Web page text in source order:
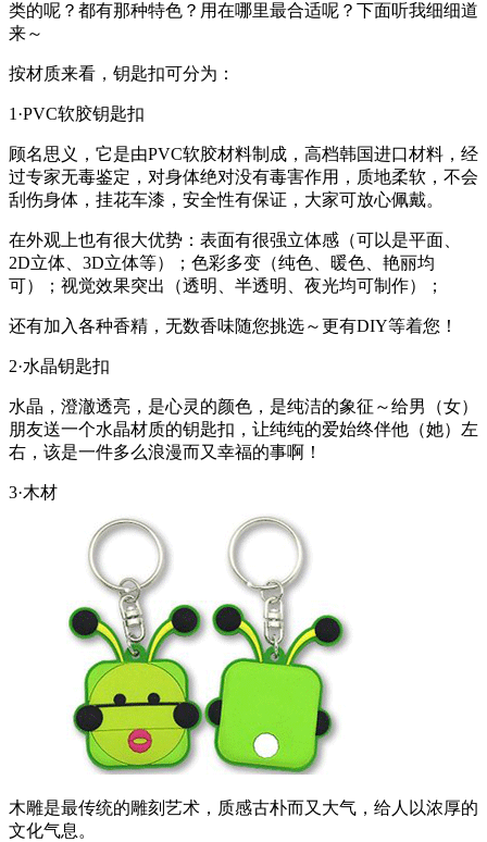
类的呢？都有那种特色？用在哪里最合适呢？下面听我细细道
来～
按材质来看，钥匙扣可分为：
1·PVC软胶钥匙扣
顾名思义，它是由PVC软胶材料制成，高档韩国进口材料，经
过专家无毒鉴定，对身体绝对没有毒害作用，质地柔软，不会
刮伤身体，挂花车漆，安全性有保证，大家可放心佩戴。
在外观上也有很大优势：表面有很强立体感（可以是平面、
2D立体、3D立体等）；色彩多变（纯色、暖色、艳丽均
可）；视觉效果突出（透明、半透明、夜光均可制作）；
还有加入各种香精，无数香味随您挑选～更有DIY等着您！
2·水晶钥匙扣
水晶，澄澈透亮，是心灵的颜色，是纯洁的象征～给男（女）
朋友送一个水晶材质的钥匙扣，让纯纯的爱始终伴他（她）左
右，该是一件多么浪漫而又幸福的事啊！
3·木材
木雕是最传统的雕刻艺术，质感古朴而又大气，给人以浓厚的
文化气息。